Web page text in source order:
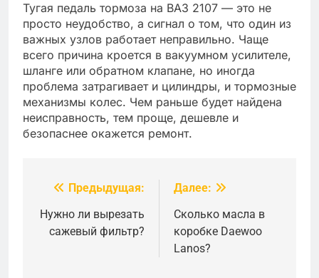
Тугая педаль тормоза на ВАЗ 2107 — это не
просто неудобство, а сигнал о том, что один из
важных узлов работает неправильно. Чаще
всего причина кроется в вакуумном усилителе,
шланге или обратном клапане, но иногда
проблема затрагивает и цилиндры, и тормозные
механизмы колес. Чем раньше будет найдена
неисправность, тем проще, дешевле и
безопаснее окажется ремонт.
Навигация
по
записям
Предыдущая:
Нужно ли вырезать
сажевый фильтр?
Далее:
Сколько масла в
коробке Daewoo
Lanos?